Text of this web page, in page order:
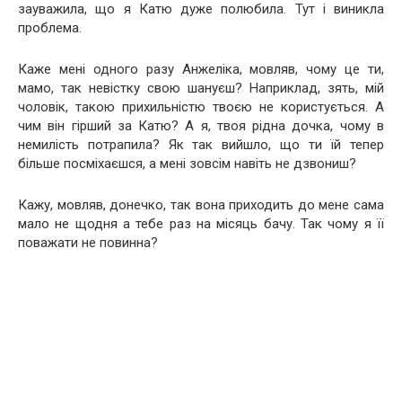
зауважила, що я Катю дуже полюбила. Тут і виникла
проблема.
Каже мені одного разу Анжеліка, мовляв, чому це ти,
мамо, так невістку свою шануєш? Наприклад, зять, мій
чоловік, такою прихильністю твоєю не користується. А
чим він гірший за Катю? А я, твоя рідна дочка, чому в
немилість потрапила? Як так вийшло, що ти їй тепер
більше посміхаєшся, а мені зовсім навіть не дзвониш?
Кажу, мовляв, донечко, так вона приходить до мене сама
мало не щодня а тебе раз на місяць бачу. Так чому я її
поважати не повинна?